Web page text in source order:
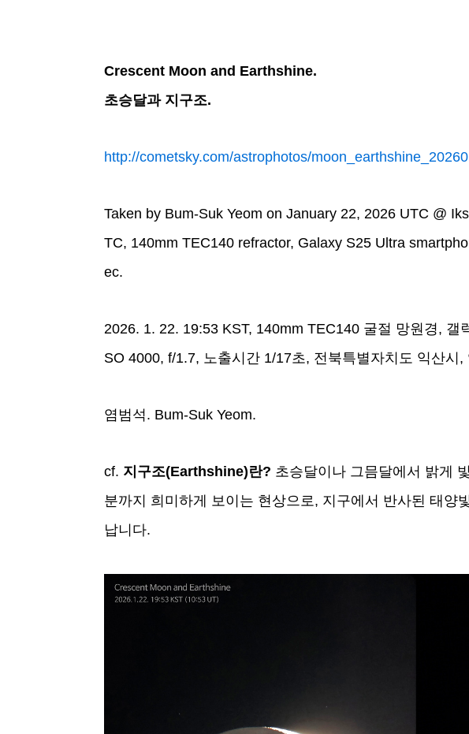
Crescent Moon and Earthshine.
초승달과 지구조.
http://cometsky.com/astrophotos/
Taken by Bum-Suk Yeom on January 22, 2026 UTC @
TC, 140mm TEC140 refractor, Galaxy S25 Ultra
ec.
2026. 1. 22. 19:53 KST, 140mm TEC140 굴절 망원경, 갤
SO 4000, f/1.7, 노출시간 1/17초, 전북특별자치도 익산시,
염범석. Bum-Suk Yeom.
cf. 지구조(Earthshine)란? 초승달이나 그믐달에서 밝게
분까지 희미하게 보이는 현상으로, 지구에서 반사된 태양
납니다.